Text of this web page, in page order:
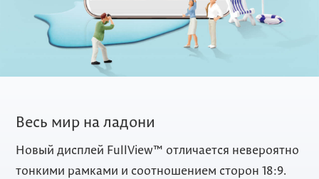
Весь мир на ладони
Новый дисплей FullView™ отличается невероятно
тонкими рамками и соотношением сторон 18:9.